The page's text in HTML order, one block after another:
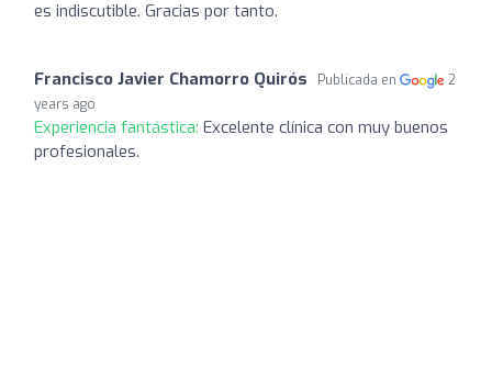
es indiscutible. Gracias por tanto.
Francisco Javier Chamorro Quirós Publicada en
2
years ago
Experiencia fantástica: Excelente clínica con muy buenos
profesionales.